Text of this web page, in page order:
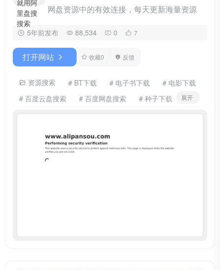
网盘资源中的有效连接，每天更新海量资源
5年前发布 88,534 0 7
打开网站 收藏0 反馈
资源搜索 # BT下载 # 电子书下载
# 电影下载
# 百度云盘搜索
# 百度网盘搜索
# 种子下载
# 网盘搜索
# 网盘搜索引擎
# 迅雷下载
展开